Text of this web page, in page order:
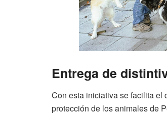
Entrega de
Con esta iniciativa se facilita el
protección de los animales de